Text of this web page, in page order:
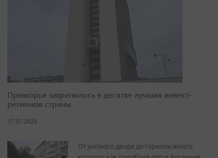
Приморье закрепилось в десятке лучших инвест-
регионов страны
17.07.2026
От уютного двора до горнолыжного